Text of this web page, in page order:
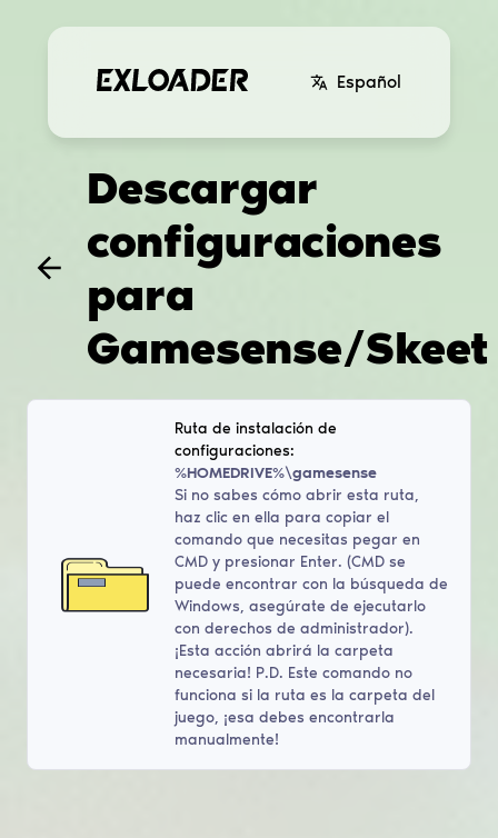
Español
Descargar
configuraciones
para
Gamesense/Skeet
Ruta de instalación de
configuraciones:
%HOMEDRIVE%\gamesense
Si no sabes cómo abrir esta ruta,
haz clic en ella para copiar el
comando que necesitas pegar en
CMD y presionar Enter. (CMD se
puede encontrar con la búsqueda de
Windows, asegúrate de ejecutarlo
con derechos de administrador).
¡Esta acción abrirá la carpeta
necesaria! P.D. Este comando no
funciona si la ruta es la carpeta del
juego, ¡esa debes encontrarla
manualmente!